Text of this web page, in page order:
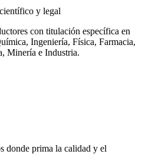
y legal
con titulación específica en
Ingeniería, Física, Farmacia,
Minería e Industria.
donde prima la calidad y el